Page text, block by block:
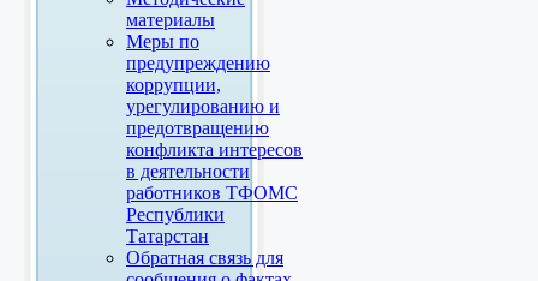
материалы
Меры по
предупреждению
коррупции,
урегулированию и
предотвращению
конфликта интересов
в деятельности
работников ТФОМС
Республики
Татарстан
Обратная связь для